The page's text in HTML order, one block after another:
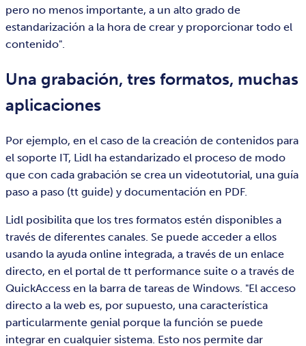
pero no menos importante, a un alto grado de
estandarización a la hora de crear y proporcionar todo el
contenido".
Una grabación, tres formatos, muchas
aplicaciones
Por ejemplo, en el caso de la creación de contenidos para
el soporte IT, Lidl ha estandarizado el proceso de modo
que con cada grabación se crea un videotutorial, una guía
paso a paso (tt guide) y documentación en PDF.
Lidl posibilita que los tres formatos estén disponibles a
través de diferentes canales. Se puede acceder a ellos
usando la ayuda online integrada, a través de un enlace
directo, en el portal de tt performance suite o a través de
QuickAccess en la barra de tareas de Windows. "El acceso
directo a la web es, por supuesto, una característica
particularmente genial porque la función se puede
integrar en cualquier sistema. Esto nos permite dar